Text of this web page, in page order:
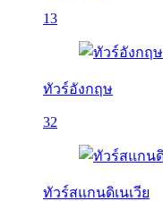
13
ทัวร์อังกฤษ
32
ทัวร์สแกนดิเนเวีย